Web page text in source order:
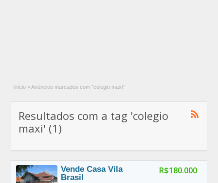
Início » Anúncios marcados com "colegio maxi"
Resultados com a tag 'colegio
maxi' (1)
R$180.000
Vende Casa Vila
Brasil